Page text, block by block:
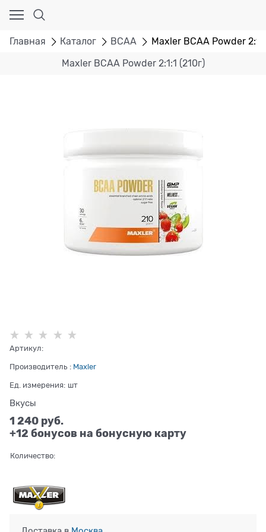
Главная Каталог BCAA Maxler BCAA Powder
Maxler BCAA Powder 2:1:1 (210г)
Артикул:
Производитель : Maxler
Ед. измерения: шт
Вкусы
1 240 руб.
+12 бонусов на бонусную карту
Количество: